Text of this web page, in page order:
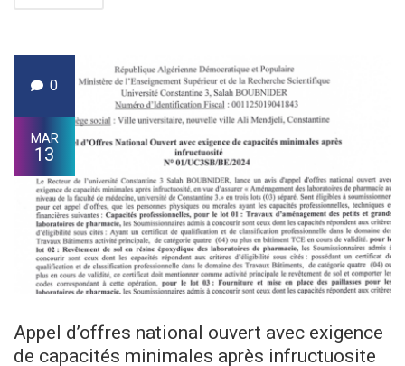
0
MAR
13
Appel d’offres national ouvert avec exigence
de capacités minimales après infructuosite